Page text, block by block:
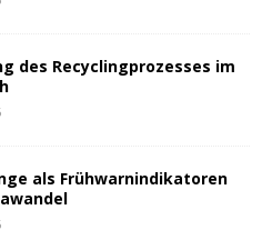
des Recyclingprozesses im
als Frühwarnindikatoren